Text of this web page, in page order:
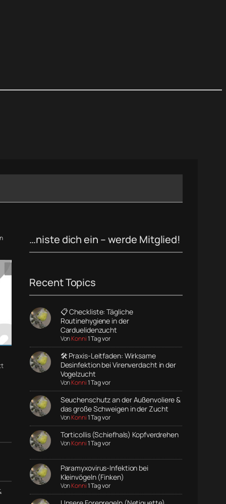
…niste dich ein – werde Mitglied!
Recent Topics
📋 Checkliste: Tägliche
Routinehygiene in der
Carduelidenzucht
VonKonni1 Tag vor
🛠️ Praxis-Leitfaden: Wirksame
Desinfektion bei Virenverdacht in der
Vogelzucht
VonKonni1 Tag vor
Seuchenschutz an der Außenvoliere &
das große Schweigen in der Zucht
VonKonni1 Tag vor
Torticollis (Schiefhals) Kopfverdrehen
VonKonni1 Tag vor
Paramyxovirus-Infektion bei
Kleinvögeln (Finken)
VonKonni1 Tag vor